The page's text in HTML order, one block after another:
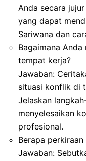
Anda secara
yang dapat
Sariwana dan
Bagaimana
tempat kerja?
Jawaban:
situasi konflik di
Jelaskan
menyelesaikan
profesional.
Berapa
Jawaban: